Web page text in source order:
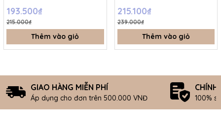
193.500₫
215.000₫
Thêm vào giỏ
215.100₫
239.000₫
Thêm vào giỏ
GIAO HÀNG MIỄN PHÍ
Áp dụng cho đơn trên 500.000 VNĐ
CHÍNH
100%